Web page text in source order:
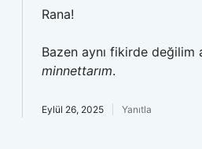
Rana!
Bazen aynı fikirde değilim
minnettarım.
Eylül 26, 2025 Yanıtla